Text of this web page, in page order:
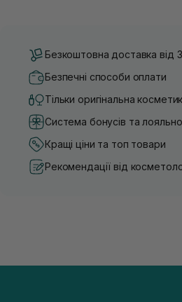
Безкоштовна доставка від
Безпечні способи оплати
Тільки оригінальна
Система бонусів та
Кращі ціни та топ товари
Рекомендації від